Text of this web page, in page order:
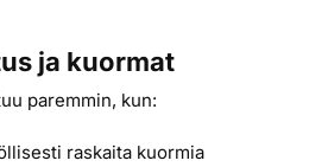
ja kuormat
paremmin, kun:
raskaita kuormia